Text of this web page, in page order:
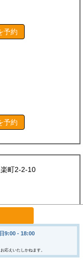
予約
予約
町2-2-10
ル」は、2023年5月に竣
高い機能性を兼ね備えた
、…
9:00 - 18:00
応えいたしかねます。